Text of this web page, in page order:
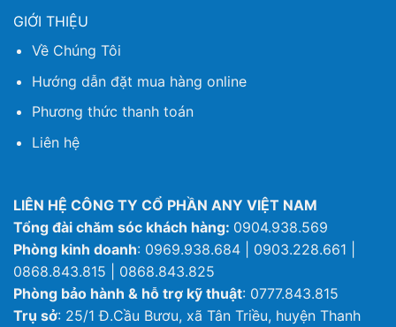
GIỚI THIỆU
Về Chúng Tôi
Hướng dẫn đặt mua hàng online
Phương thức thanh toán
Liên hệ
LIÊN HỆ CÔNG TY CỔ PHẦN ANY VIỆT NAM
Tổng đài chăm sóc khách hàng: 0904.938.569
Phòng kinh doanh: 0969.938.684 | 0903.228.661 |
0868.843.815 | 0868.843.825
Phòng bảo hành & hỗ trợ kỹ thuật: 0777.843.815
Trụ sở: 25/1 Đ.Cầu Bươu, xã Tân Triều, huyện Thanh